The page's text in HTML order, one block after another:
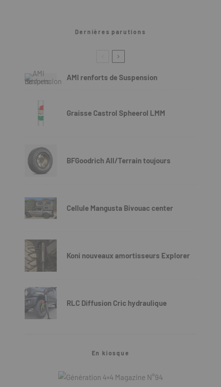
Dernières parutions
AMI renforts de Suspension
Graisse Castrol Spheerol LMM
BFGoodrich All/Terrain toujours
Cellule Mangusta Bivouac center
Koni nouveaux amortisseurs Explorer
RLC Diffusion Cric hydraulique
En kiosque